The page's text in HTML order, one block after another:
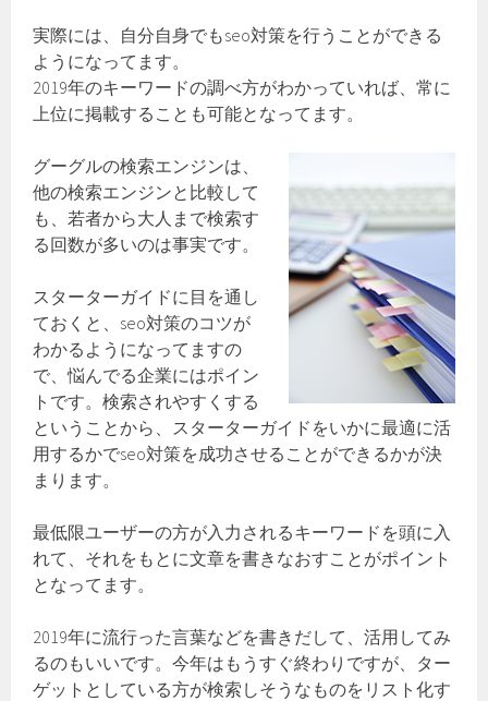
実際には、自分自身でもseo対策を行うことができる
ようになってます。
2019年のキーワードの調べ方がわかっていれば、常に
上位に掲載することも可能となってます。
グーグルの検索エンジンは、
他の検索エンジンと比較して
も、若者から大人まで検索す
る回数が多いのは事実です。
スターターガイドに目を通し
ておくと、seo対策のコツが
わかるようになってますの
で、悩んでる企業にはポイン
トです。検索されやすくする
ということから、スターターガイドをいかに最適に活
用するかでseo対策を成功させることができるかが決
まります。
最低限ユーザーの方が入力されるキーワードを頭に入
れて、それをもとに文章を書きなおすことがポイント
となってます。
2019年に流行った言葉などを書きだして、活用してみ
るのもいいです。今年はもうすぐ終わりですが、ター
ゲットとしている方が検索しそうなものをリスト化す